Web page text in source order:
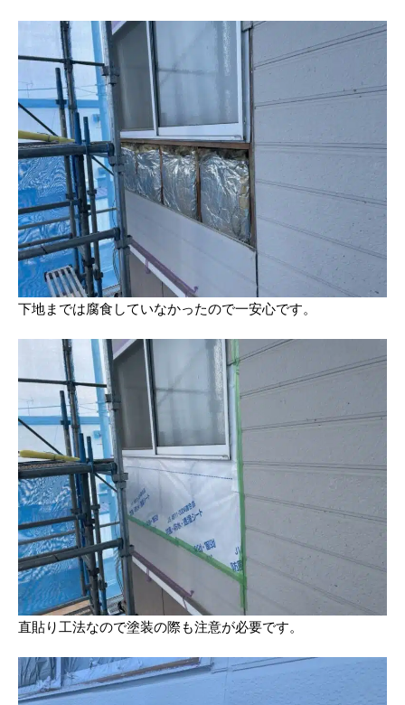
下地までは腐食していなかったので一安心です。
直貼り工法なので塗装の際も注意が必要です。